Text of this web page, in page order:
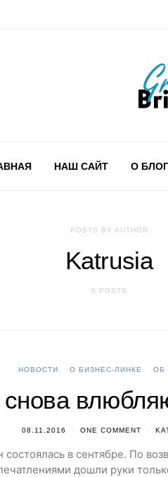
НАШ САЙТ О
POSTS BY AUTHOR
Katrusia
6 POSTS
НОВОСТИ О БИЗНЕС-ЛИНКЕ ОБ
08.11.2016 ONE COMMENT
в сентябре. По
дошли руки